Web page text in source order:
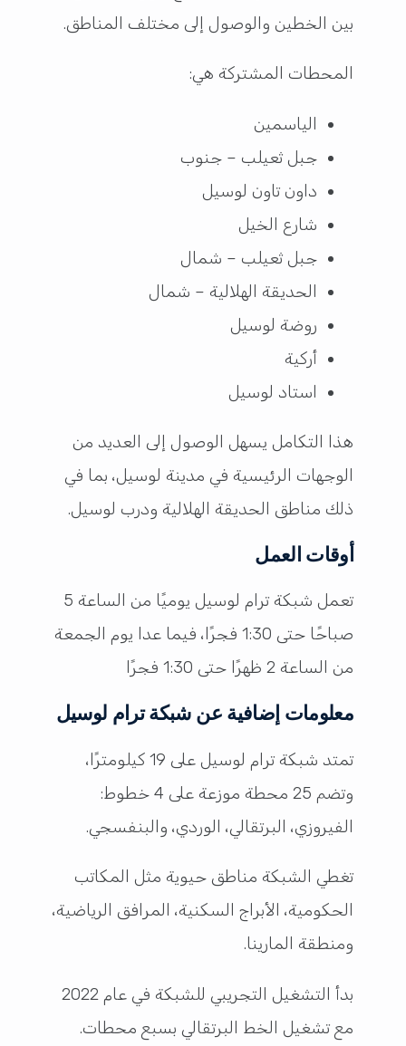
بين الخطين والوصول إلى مختلف المناطق.
المحطات المشتركة هي:
الياسمين
جبل ثعيلب – جنوب
داون تاون لوسيل
شارع الخيل
جبل ثعيلب – شمال
الحديقة الهلالية – شمال
روضة لوسيل
أركية
استاد لوسيل
هذا التكامل يسهل الوصول إلى العديد من
الوجهات الرئيسية في مدينة لوسيل، بما في
ذلك مناطق الحديقة الهلالية ودرب لوسيل.
أوقات العمل
تعمل شبكة ترام لوسيل يوميًا من الساعة 5
صباحًا حتى 1:30 فجرًا، فيما عدا يوم الجمعة
من الساعة 2 ظهرًا حتى 1:30 فجرًا
معلومات إضافية عن شبكة ترام لوسيل
تمتد شبكة ترام لوسيل على 19 كيلومترًا،
وتضم 25 محطة موزعة على 4 خطوط:
الفيروزي، البرتقالي، الوردي، والبنفسجي.
تغطي الشبكة مناطق حيوية مثل المكاتب
الحكومية، الأبراج السكنية، المرافق الرياضية،
ومنطقة المارينا.
بدأ التشغيل التجريبي للشبكة في عام 2022
مع تشغيل الخط البرتقالي بسبع محطات.